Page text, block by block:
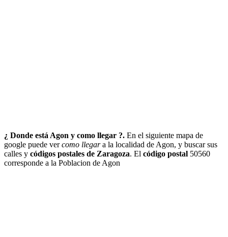
¿ Donde está Agon y como llegar ?. En el siguiente mapa de
google puede vercomo llegara la localidad de Agon, y buscar sus
calles y códigos postales de Zaragoza. El código postal 50560
corresponde a la Poblacion de Agon